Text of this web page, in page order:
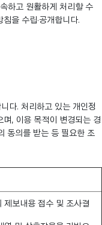
하고 원활하게 처리할 수
을 수립·공개합니다.
다. 처리하고 있는 개인정
, 이용 목적이 변경되는 경
동의를 받는 등 필요한 조
제보내용 접수 및 조사결